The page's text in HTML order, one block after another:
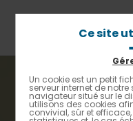
Contrastes
d'Ariane
Accueil
Elior inaugure une
mieux se nourrir
Ce site
Un cookie est un petit
serveur internet de
navigateur situé sur le
utilisons des cookies
convivial, sûr et